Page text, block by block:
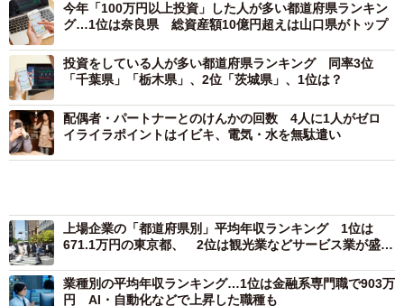
（33.3％）と続いた一方、最も少なかったのは「青森県」
（16.8%）で、東京都との差は20ポイント以上開いていま
す。
今年「100万円以上投資」した人が多い都道府県ランキン
グ…1位は奈良県 総資産額10億円超えは山口県がトップ
投資をしている人が多い都道府県ランキング 同率3位
「千葉県」「栃木県」、2位「茨城県」、1位は？
配偶者・パートナーとのけんかの回数 4人に1人がゼロ
イライラポイントはイビキ、電気・水を無駄遣い
な県
業種別の平均年収ランキング…1位は金融系専門職で903万
円 AI・自動化などで上昇した職種も